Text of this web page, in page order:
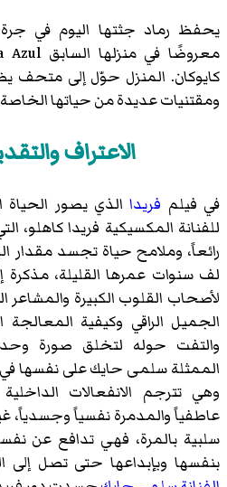
يحفظ رماد جثتها اليوم في جرة
معروضًا في منزلها السابق La Casa Azul (البيت الأزرق)، في
كايوكان. المنزل حوّل إلى متحف
ومقتنيات عديدة من حياتها
الاعتراف
في فيلم فريداالذي يصور الحياة
للفنانة المكسيكية فريدا كاهلو،
رائعاً، وملامح حياة تجسد مقدار
لف سنوات عمرها القليلة، مذكرة
لأصحاب القلوب الكبيرة والمشاعر
الجميل الراقي وكيفية
والتفت حوله لتخلق صورة
الممثلة سلمى حايك على نفسها
وهي تترجم الانفعالات
عاطفياً والمدمرة نفسياً
سلبية بالمرة، فهي تدافع عن
بنفسها وبإبداعها حتى تصل إلى